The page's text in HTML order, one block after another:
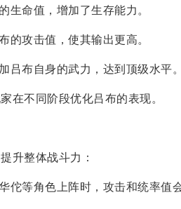
生命值，增加了生存能力。
的攻击值，使其输出更高。
吕布自身的武力，达到顶级水平。
在不同阶段优化吕布的表现。
升整体战斗力：
佗等角色上阵时，攻击和统率值